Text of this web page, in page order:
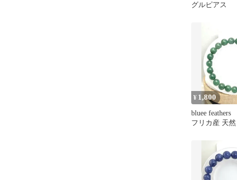
グルピアス
¥ 1,800
bluee feathers
フリカ産 天然